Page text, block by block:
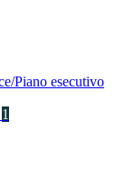
Piano esecutivo
1